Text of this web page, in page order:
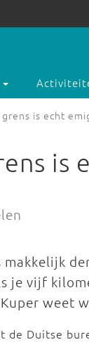
is echt
is
je vijf
weet
de Duitse